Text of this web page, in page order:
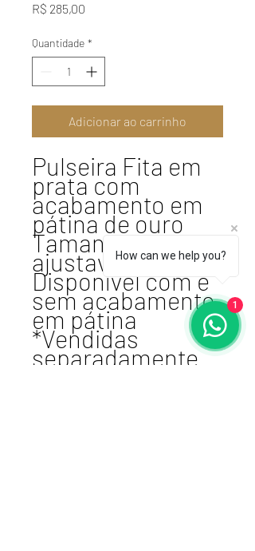
R$ 285,00
Quantidade *
Adicionar ao carrinho
Pulseira Fita em
prata com
acabamento em
pátina de ouro
Tamanho
ajustavel
Disponível com e
sem acabamento
em pátina
*Vendidas
separadamente
How can we help you?
1